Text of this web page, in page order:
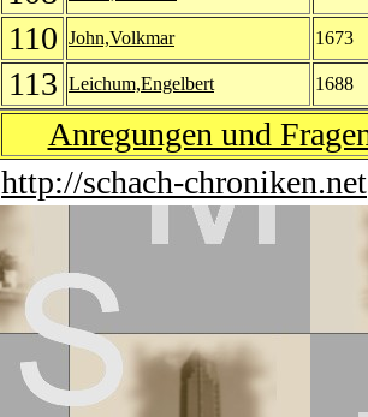
110 John,Volkmar 1673
113 Leichum,Engelbert 1688
Anregungen und
http://schach-chroniken.net